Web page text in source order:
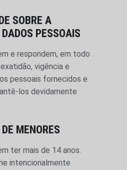
SOBRE A
PESSOAIS
e respondem, em todo
vigência e
pessoais fornecidos e
los devidamente
MENORES
ter mais de 14 anos.
intencionalmente